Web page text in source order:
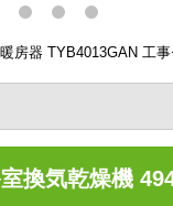
房器 TYB4013GAN 工事
換気乾燥機